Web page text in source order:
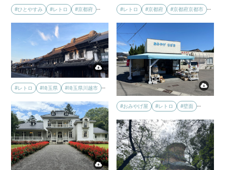
#レトロ #京都府 #京都府京都市
#ひとやすみ #レトロ #京都府 …
#おみやげ屋 #レトロ #壁面 …
#レトロ #埼玉県 #埼玉県川越市 …